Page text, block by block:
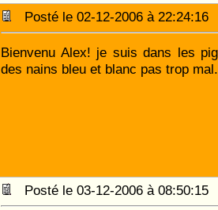
Posté le 02-12-2006 à
Bienvenu Alex! je suis dans les
des nains bleu et blanc pas trop
Posté le 03-12-2006 à